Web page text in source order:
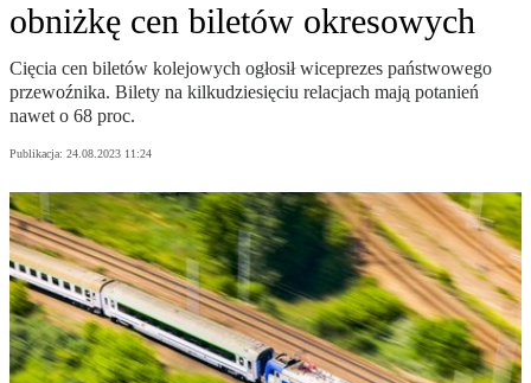
obniżkę cen biletów okresowych
Cięcia cen biletów kolejowych ogłosił wiceprezes państwowego
przewoźnika. Bilety na kilkudziesięciu relacjach mają potanień
nawet o 68 proc.
Publikacja: 24.08.2023 11:24